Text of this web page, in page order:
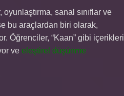
sanal sınıflar ve
bu araçlardan biri olarak,
Öğrenciler, “Kaan” gibi içerikleri
ve eleştirel düşünme